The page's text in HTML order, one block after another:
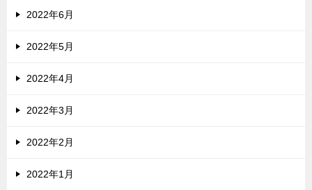
2022年6月
2022年5月
2022年4月
2022年3月
2022年2月
2022年1月